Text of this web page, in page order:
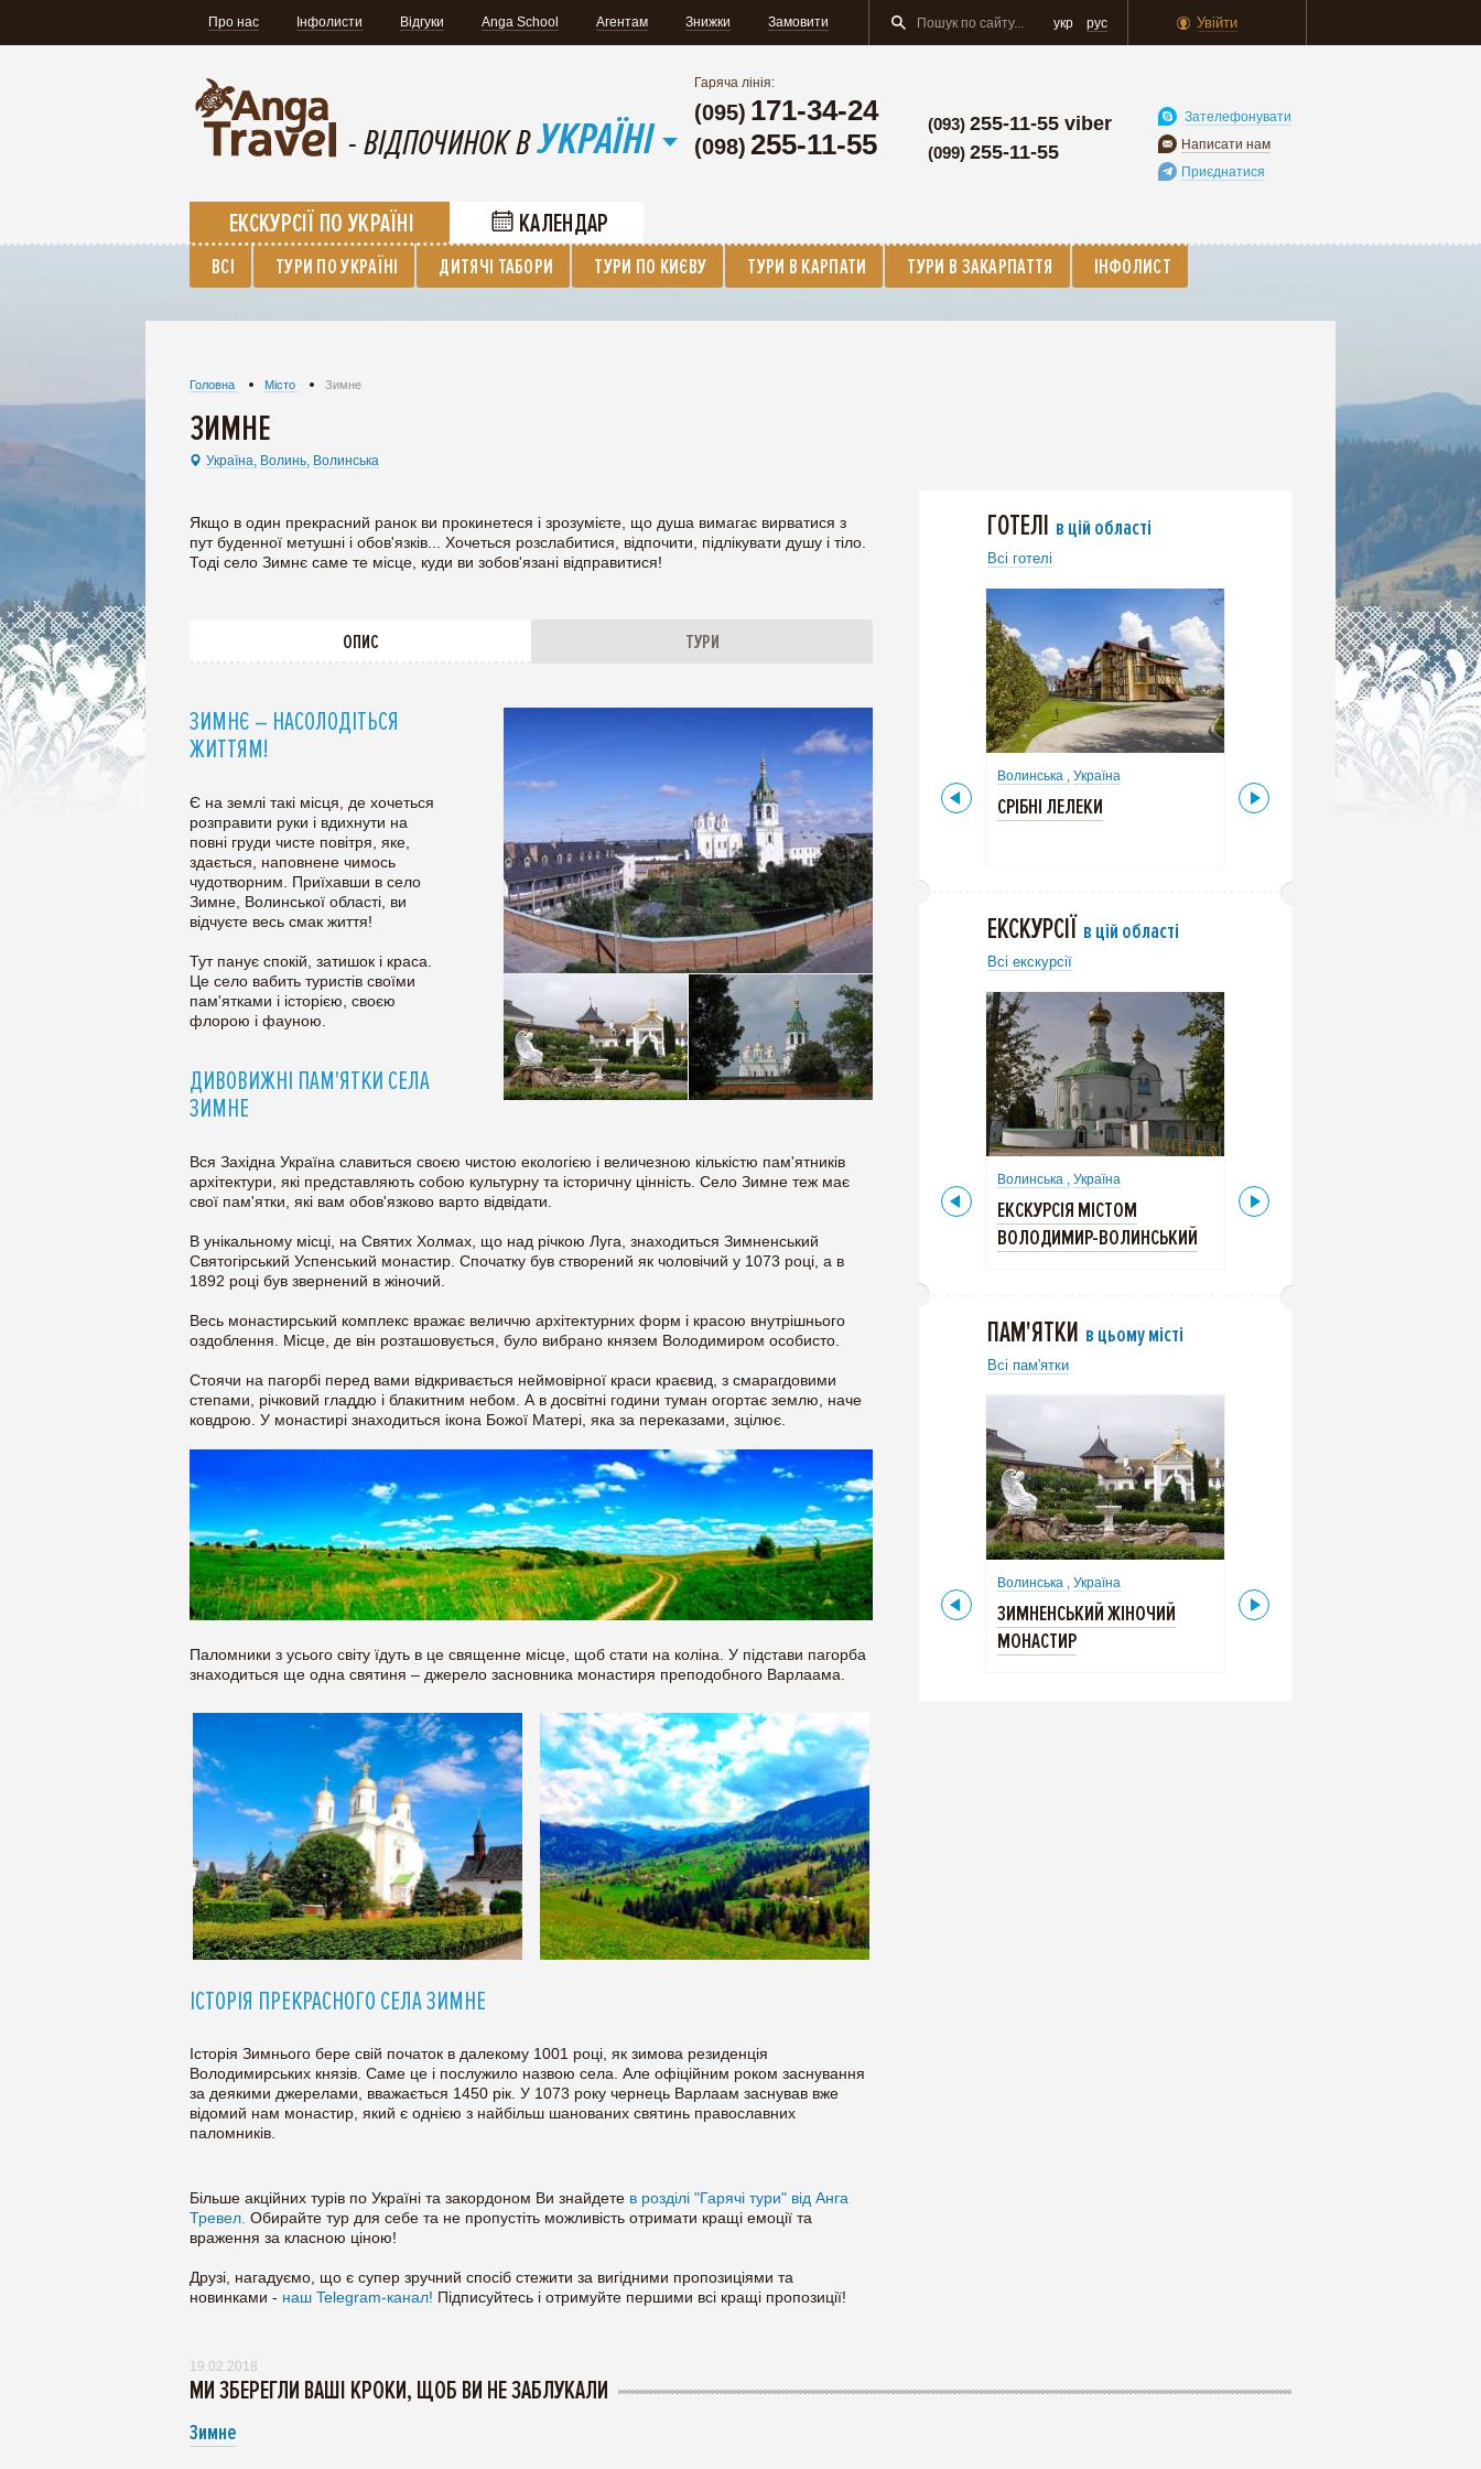
Про нас Інфолисти Відгуки Anga School Агентам Знижки Замовити укр рус Увійти
- ВІДПОЧИНОК В УКРАЇНІ
Гаряча лінія:
(095) 171-34-24
(098) 255-11-55
(093) 255-11-55 viber
(099) 255-11-55
Зателефонувати
Написати нам
Приєднатися
ЕКСКУРСІЇ ПО УКРАЇНІ КАЛЕНДАР
ВСІ ТУРИ ПО УКРАЇНІ ДИТЯЧІ ТАБОРИ ТУРИ ПО КИЄВУ ТУРИ В КАРПАТИ ТУРИ В ЗАКАРПАТТЯ ІНФОЛИСТ
Головна Місто Зимне
ЗИМНЕ
Україна, Волинь, Волинська
Якщо в один прекрасний ранок ви прокинетеся і зрозумієте, що душа вимагає вирватися з
пут буденної метушні і обов'язків... Хочеться розслабитися, відпочити, підлікувати душу і тіло.
Тоді село Зимнє саме те місце, куди ви зобов'язані відправитися!
ОПИС ТУРИ
ЗИМНЄ – НАСОЛОДІТЬСЯ
ЖИТТЯМ!
Є на землі такі місця, де хочеться
розправити руки і вдихнути на
повні груди чисте повітря, яке,
здається, наповнене чимось
чудотворним. Приїхавши в село
Зимне, Волинської області, ви
відчуєте весь смак життя!
Тут панує спокій, затишок і краса.
Це село вабить туристів своїми
пам'ятками і історією, своєю
флорою і фауною.
ДИВОВИЖНІ ПАМ'ЯТКИ СЕЛА
ЗИМНЕ
Вся Західна Україна славиться своєю чистою екологією і величезною кількістю пам'ятників
архітектури, які представляють собою культурну та історичну цінність. Село Зимне теж має
свої пам'ятки, які вам обов'язково варто відвідати.
В унікальному місці, на Святих Холмах, що над річкою Луга, знаходиться Зимненський
Святогірський Успенський монастир. Спочатку був створений як чоловічий у 1073 році, а в
1892 році був звернений в жіночий.
Весь монастирський комплекс вражає величчю архітектурних форм і красою внутрішнього
оздоблення. Місце, де він розташовується, було вибрано князем Володимиром особисто.
Стоячи на пагорбі перед вами відкривається неймовірної краси краєвид, з смарагдовими
степами, річковий гладдю і блакитним небом. А в досвітні години туман огортає землю, наче
ковдрою. У монастирі знаходиться ікона Божої Матері, яка за переказами, зцілює.
Паломники з усього світу їдуть в це священне місце, щоб стати на коліна. У підстави пагорба
знаходиться ще одна святиня – джерело засновника монастиря преподобного Варлаама.
ІСТОРІЯ ПРЕКРАСНОГО СЕЛА ЗИМНЕ
Історія Зимнього бере свій початок в далекому 1001 році, як зимова резиденція
Володимирських князів. Саме це і послужило назвою села. Але офіційним роком заснування
за деякими джерелами, вважається 1450 рік. У 1073 року чернець Варлаам заснував вже
відомий нам монастир, який є однією з найбільш шанованих святинь православних
паломників.
Більше акційних турів по Україні та закордоном Ви знайдете в розділі "Гарячі тури" від Анга
Тревел. Обирайте тур для себе та не пропустіть можливість отримати кращі емоції та
враження за класною ціною!
Друзі, нагадуємо, що є супер зручний спосіб стежити за вигідними пропозиціями та
новинками - наш Telegram-канал! Підписуйтесь і отримуйте першими всі кращі пропозиції!
19.02.2018
ГОТЕЛІ в цій області
Всі готелі
Волинська ,
ПРИВАТНІ САДИБИ НА
ШАЦЬКИХ ОЗЕРАХ
Волинська , Україна
СРІБНІ ЛЕЛЕКИ
Україна
НЕСТЕР ХАУС
ЕКСКУРСІЇ в цій області
Всі екскурсії
Волинська , Україна
ВОЛОДИМИР-ВОЛИНСЬКИЙ
Волинська , Україна
ЕКСКУРСІЯ МІСТОМ
ВОЛОДИМИР-ВОЛИНСЬКИЙ
ЕКСКУРСІЯ МІСТОМ
ПАМ'ЯТКИ в цьому місті
Всі пам'ятки
Волинська , Україна
ЗИМНЕНСЬКИЙ ЖІНОЧИЙ
Волинська , Україна
ЗИМНЕНСЬКИЙ ЖІНОЧИЙ
МОНАСТИР
ЗИМНЕНСЬКИЙ ЖІНОЧИЙ
МИ ЗБЕРЕГЛИ ВАШІ КРОКИ, ЩОБ ВИ НЕ ЗАБЛУКАЛИ
Зимне